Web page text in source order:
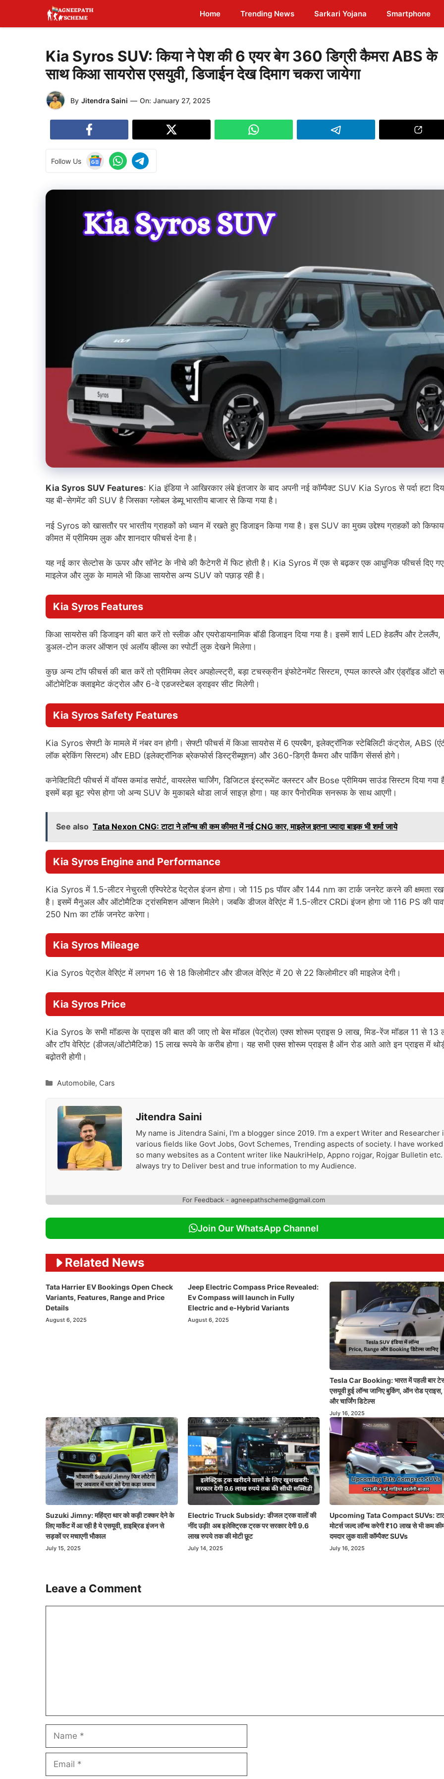
content
Home Trending News Sarkari Yojana Smartphone
Kia Syros SUV: किया ने पेश की 6 एयर बेग 360 डिग्री कैमरा ABS के
साथ किआ सायरोस एसयुवी, डिजाईन देख दिमाग चकरा जायेगा
By Jitendra Saini — On: January 27, 2025
Follow Us
Kia Syros SUV Features: Kia इंडिया ने आखिरकार लंबे इंतजार के बाद अपनी नई कॉम्पैक्ट SUV Kia Syros से पर्दा हटा
यह बी-सेगमेंट की SUV है जिसका ग्लोबल डेब्यू भारतीय बाजार से किया गया है।
नई Syros को खासतौर पर भारतीय ग्राहकों को ध्यान में रखते हुए डिजाइन किया गया है। इस SUV का मुख्य उद्देश्य ग्राहकों को
कीमत में प्रीमियम लुक और शानदार फीचर्स देना है।
यह नई कार सेल्टोस के ऊपर और सॉनेट के नीचे की कैटेगरी में फिट होती है। Kia Syros में एक से बढ़कर एक आधुनिक फीचर्स दिए
माइलेज और लुक के मामले भी किआ सायरोस अन्य SUV को पछाड़ रही है।
Kia Syros Features
किआ सायरोस की डिजाइन की बात करें तो स्लीक और एयरोडायनामिक बॉडी डिजाइन दिया गया है। इसमें शार्प LED हेडलैंप और टेललैंप,
डुअल-टोन कलर ऑप्शन एवं अलॉय व्हील्स का स्पोर्टी लुक देखने मिलेगा।
कुछ अन्य टॉप फीचर्स की बात करें तो प्रीमियम लेदर अपहोल्स्ट्री, बड़ा टचस्क्रीन इंफोटेनमेंट सिस्टम, एप्पल कारप्ले और एंड्रॉइड ऑटो
ऑटोमेटिक क्लाइमेट कंट्रोल और 6-वे एडजस्टेबल ड्राइवर सीट मिलेगी।
Kia Syros Safety Features
Kia Syros सेफ्टी के मामले में नंबर वन होगी। सेफ्टी फीचर्स में किआ सायरोस में 6 एयरबैग, इलेक्ट्रॉनिक स्टेबिलिटी कंट्रोल, ABS
लॉक ब्रेकिंग सिस्टम) और EBD (इलेक्ट्रॉनिक ब्रेकफोर्स डिस्ट्रीब्यूशन) और 360-डिग्री कैमरा और पार्किंग सेंसर्स होगे।
कनेक्टिविटी फीचर्स में वॉयस कमांड सपोर्ट, वायरलेस चार्जिंग, डिजिटल इंस्ट्रूमेंट क्लस्टर और Bose प्रीमियम साउंड सिस्टम दिया गया
इसमें बड़ा बूट स्पेस होगा जो अन्य SUV के मुकाबले थोडा लार्ज साइज़ होगा। यह कार पैनोरमिक सनरूफ के साथ आएगी।
See also Tata Nexon CNG: टाटा ने लॉन्च की कम कीमत में नई CNG कार, माइलेज इतना ज्यादा बाइक भी शर्मा जाये
Kia Syros Engine and Performance
Kia Syros में 1.5-लीटर नेचुरली एस्पिरेटेड पेट्रोल इंजन होगा। जो 115 ps पॉवर और 144 nm का टार्क जनरेट करने की क्षमता
है। इसमें मैनुअल और ऑटोमैटिक ट्रांसमिशन ऑप्शन मिलेगे। जबकि डीजल वेरिएंट में 1.5-लीटर CRDi इंजन होगा जो 116 PS की
250 Nm का टॉर्क जनरेट करेगा।
Kia Syros Mileage
Kia Syros पेट्रोल वेरिएंट में लगभग 16 से 18 किलोमीटर और डीजल वेरिएंट में 20 से 22 किलोमीटर की माइलेज देगी।
Kia Syros Price
Kia Syros के सभी मॉडल्स के प्राइस की बात की जाए तो बेस मॉडल (पेट्रोल) एक्स शोरूम प्राइस 9 लाख, मिड-रेंज मॉडल 11 से 13
और टॉप वेरिएंट (डीजल/ऑटोमैटिक) 15 लाख रूपये के करीब होगा। यह सभी एक्स शोरूम प्राइस है ऑन रोड आते आते इन प्राइस में
बढ़ोतरी होगी।
Categories
Automobile, Cars
Jitendra Saini
My name is Jitendra Saini, I'm a blogger since 2019. I'm a expert Writer and Researcher
various fields like Govt Jobs, Govt Schemes, Trending aspects of society. I have
so many websites as a Content writer like NaukriHelp, Appno rojgar, Rojgar Bulletin etc.
always try to Deliver best and true information to my Audience.
For Feedback - agneepathscheme@gmail.com
Join Our WhatsApp Channel
Related News
Tata Harrier EV Bookings Open Check
Variants, Features, Range and Price
Details
August 6, 2025
Jeep Electric Compass Price Revealed:
Ev Compass will launch in Fully
Electric and e-Hybrid Variants
August 6, 2025
Tesla Car Booking: भारत में पहली बार
एसयूवी हुई लॉन्च जानिए बुकिंग, ऑन रोड
और चार्जिंग डिटेल्स
July 16, 2025
Suzuki Jimny: महिंद्रा थार को कड़ी टक्कर देने के
लिए मार्केट में आ रही है ये एसयूवी, हाइब्रिड इंजन से
सड़कों पर मचाएगी भौकाल
July 15, 2025
Electric Truck Subsidy: डीजल ट्रक वालों की
नींद उड़ी! अब इलेक्ट्रिक ट्रक पर सरकार देगी 9.6
लाख रुपये तक की मोटी छूट
July 14, 2025
Upcoming Tata Compact SUVs:
मोटर्स जल्द लॉन्च करेगी ₹10 लाख से भी कम
दमदार लुक वाली कॉम्पैक्ट SUVs
July 16, 2025
Leave a Comment
Name
Email